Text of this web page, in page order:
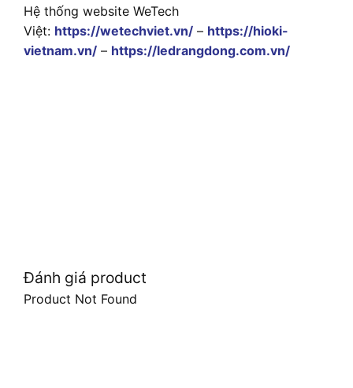
Hệ thống website WeTech
Việt: https://wetechviet.vn/ – https://hioki-
vietnam.vn/ – https://ledrangdong.com.vn/
Đánh giá product
Product Not Found